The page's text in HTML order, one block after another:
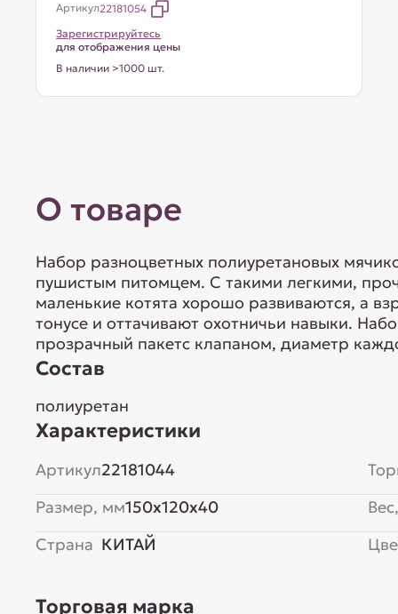
Артикул22181054
Зарегистрируйтесь
для отображения цены
В наличии >1000 шт.
О товаре
Набор разноцветных полиуретановых
пушистым питомцем. С такими легкими,
маленькие котята хорошо развиваются, а
тонусе и оттачивают охотничьи навыки.
прозрачный пакетс клапаном, диаметр
Состав
полиуретан
Характеристики
Артикул22181044
Размер, мм150x120x40
Страна КИТАЙ
Торговая марка